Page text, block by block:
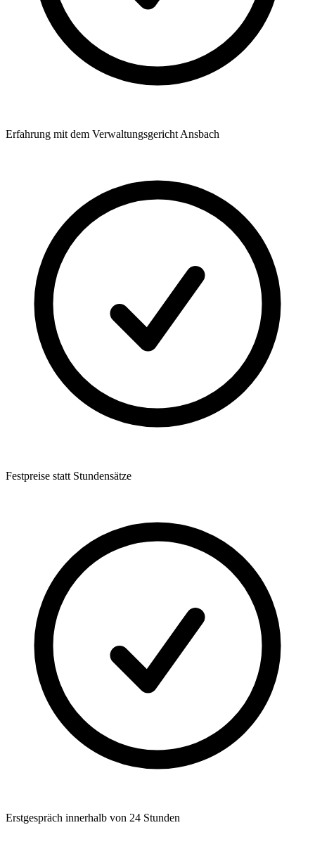
Erfahrung mit dem Verwaltungsgericht Ansbach
Festpreise statt Stundensätze
Erstgespräch innerhalb von 24 Stunden